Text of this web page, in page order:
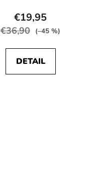
€19,95
€36,90 (–45 %)
DETAIL